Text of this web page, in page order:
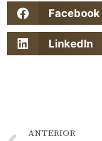
Facebook
LinkedIn
ANTERIOR